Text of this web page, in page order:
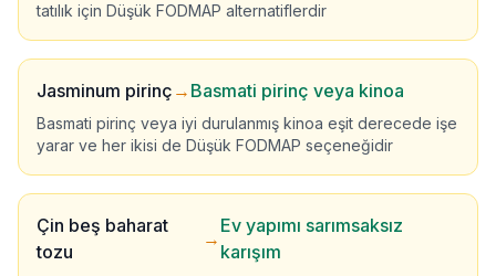
tatılık için Düşük FODMAP alternatiflerdir
Jasminum pirinç → Basmati pirinç veya kinoa
Basmati pirinç veya iyi durulanmış kinoa eşit derecede işe
yarar ve her ikisi de Düşük FODMAP seçeneğidir
Çin beş baharat
tozu
→
Ev yapımı sarımsaksız
karışım